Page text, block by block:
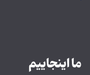
ما اینجاییم